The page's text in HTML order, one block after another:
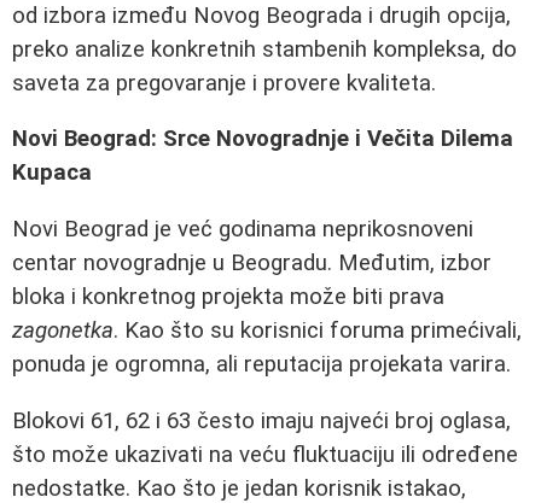
od izbora između Novog Beograda i drugih opcija,
preko analize konkretnih stambenih kompleksa, do
saveta za pregovaranje i provere kvaliteta.
Novi Beograd: Srce Novogradnje i Večita Dilema
Kupaca
Novi Beograd je već godinama neprikosnoveni
centar novogradnje u Beogradu. Međutim, izbor
bloka i konkretnog projekta može biti prava
zagonetka. Kao što su korisnici foruma primećivali,
ponuda je ogromna, ali reputacija projekata varira.
Blokovi 61, 62 i 63 često imaju najveći broj oglasa,
što može ukazivati na veću fluktuaciju ili određene
nedostatke. Kao što je jedan korisnik istakao,